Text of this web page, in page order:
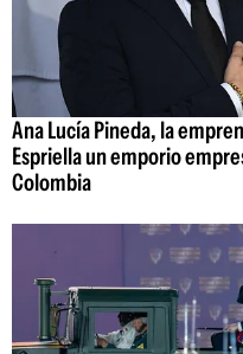
Ana Lucía Pineda, la
Espriella un emporio
Colombia